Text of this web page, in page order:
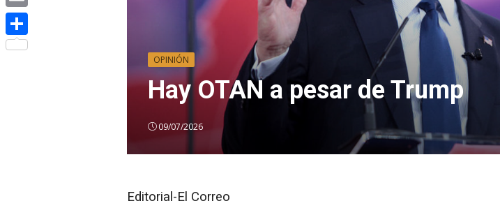
OPINIÓN
Hay OTAN a pesar de Trump
09/07/2026
Editorial-El Correo
Email
Compartir